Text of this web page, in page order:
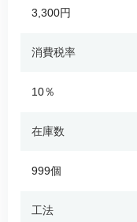
3,300円
消費税率
10％
在庫数
999個
工法